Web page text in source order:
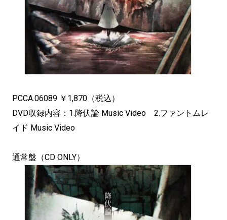
PCCA.06089 ￥1,870（税込）
DVD収録内容：1.降伏論 Music Video 2.ファントムレ
イド Music Video
通常盤（CD ONLY）